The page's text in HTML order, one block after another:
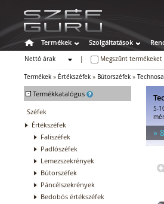
Termékek Szolgáltatások
Nettó árak
Megszűnt
Termékek » Értékszéfek » Bútorszéfek »
- Termékkatalógus
Széfek
Értékszéfek
Faliszéfek
Padlószéfek
Lemezszekrények
Bútorszéfek
Páncélszekrények
Bedobós értékszéfek
5-
»